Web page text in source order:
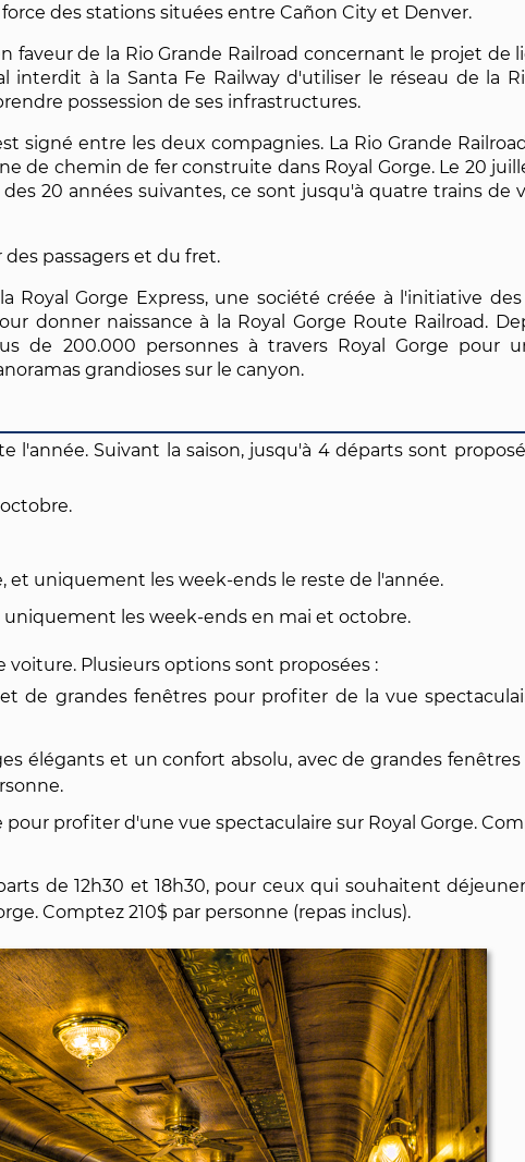
des stations situées entre Cañon City et Denver.
faveur de la Rio Grande Railroad concernant le projet de
à la Santa Fe Railway d'utiliser le réseau de la
possession de ses infrastructures.
signé entre les deux compagnies. La Rio Grande
de chemin de fer construite dans Royal Gorge. Le 20
20 années suivantes, ce sont jusqu'à quatre trains de
passagers et du fret.
Royal Gorge Express, une société créée à l'initiative
donner naissance à la Royal Gorge Route Railroad.
de 200.000 personnes à travers Royal Gorge pour
grandioses sur le canyon.
l'année. Suivant la saison, jusqu'à 4 départs sont
et uniquement les week-ends le reste de l'année.
uniquement les week-ends en mai et octobre.
Plusieurs options sont proposées :
de grandes fenêtres pour profiter de la vue
élégants et un confort absolu, avec de grandes
profiter d'une vue spectaculaire sur Royal Gorge.
de 12h30 et 18h30, pour ceux qui souhaitent
Comptez 210$ par personne (repas inclus).